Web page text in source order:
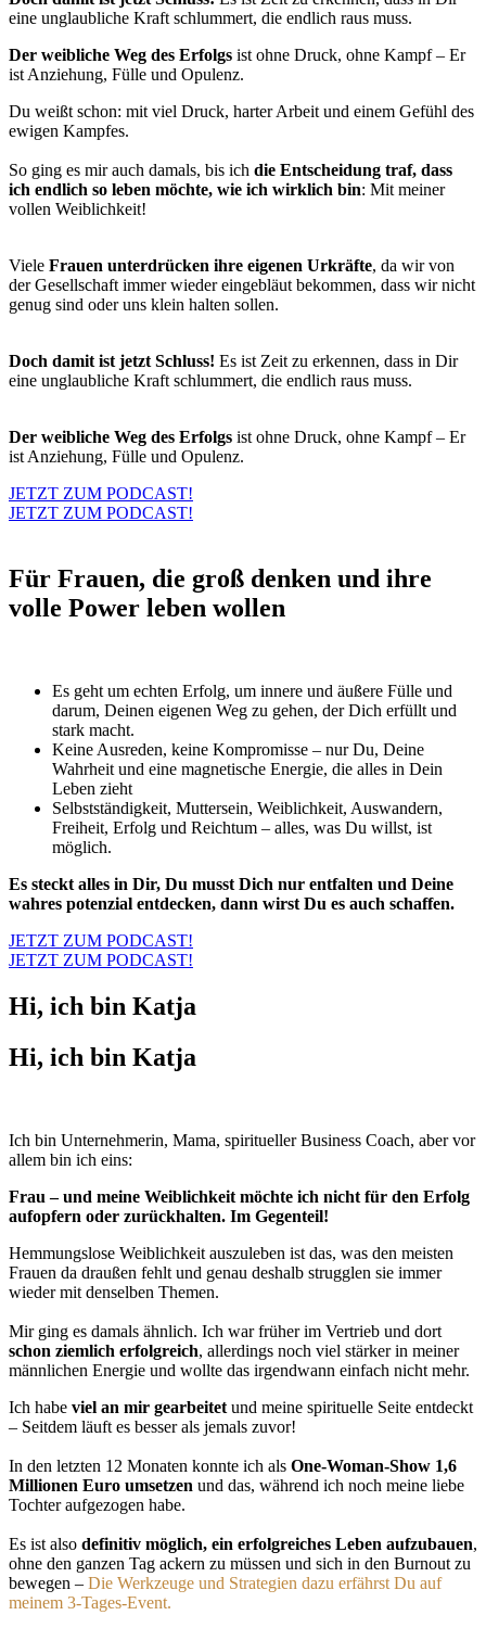
eine unglaubliche Kraft schlummert, die endlich raus muss.
Der weibliche Weg des Erfolgs ist ohne Druck, ohne Kampf – Er
ist Anziehung, Fülle und Opulenz.
Du weißt schon: mit viel Druck, harter Arbeit und einem Gefühl des
ewigen Kampfes.
So ging es mir auch damals, bis ich die Entscheidung traf, dass
ich endlich so leben möchte, wie ich wirklich bin: Mit meiner
vollen Weiblichkeit!
Viele Frauen unterdrücken ihre eigenen Urkräfte, da wir von
der Gesellschaft immer wieder eingebläut bekommen, dass wir nicht
genug sind oder uns klein halten sollen.
Doch damit ist jetzt Schluss! Es ist Zeit zu erkennen, dass in Dir
eine unglaubliche Kraft schlummert, die endlich raus muss.
Der weibliche Weg des Erfolgs ist ohne Druck, ohne Kampf – Er
ist Anziehung, Fülle und Opulenz.
JETZT ZUM PODCAST!
JETZT ZUM PODCAST!
Für Frauen, die groß denken und ihre
volle Power leben wollen
Es geht um echten Erfolg, um innere und äußere Fülle und
darum, Deinen eigenen Weg zu gehen, der Dich erfüllt und
stark macht.
Keine Ausreden, keine Kompromisse – nur Du, Deine
Wahrheit und eine magnetische Energie, die alles in Dein
Leben zieht
Selbstständigkeit, Muttersein, Weiblichkeit, Auswandern,
Freiheit, Erfolg und Reichtum – alles, was Du willst, ist
möglich.
Es steckt alles in Dir, Du musst Dich nur entfalten und Deine
wahres potenzial entdecken, dann wirst Du es auch schaffen.
JETZT ZUM PODCAST!
JETZT ZUM PODCAST!
Hi, ich bin Katja
Hi, ich bin Katja
Ich bin Unternehmerin, Mama, spiritueller Business Coach, aber vor
allem bin ich eins:
Frau – und meine Weiblichkeit möchte ich nicht für den Erfolg
aufopfern oder zurückhalten. Im Gegenteil!
Hemmungslose Weiblichkeit auszuleben ist das, was den meisten
Frauen da draußen fehlt und genau deshalb strugglen sie immer
wieder mit denselben Themen.
Mir ging es damals ähnlich. Ich war früher im Vertrieb und dort
schon ziemlich erfolgreich, allerdings noch viel stärker in meiner
männlichen Energie und wollte das irgendwann einfach nicht mehr.
Ich habe viel an mir gearbeitet und meine spirituelle Seite entdeckt
– Seitdem läuft es besser als jemals zuvor!
In den letzten 12 Monaten konnte ich als One-Woman-Show 1,6
Millionen Euro umsetzen und das, während ich noch meine liebe
Tochter aufgezogen habe.
Es ist also definitiv möglich, ein erfolgreiches Leben aufzubauen,
ohne den ganzen Tag ackern zu müssen und sich in den Burnout zu
bewegen – Die Werkzeuge und Strategien dazu erfährst Du auf
meinem 3-Tages-Event.